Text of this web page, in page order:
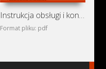
Instrukcja obsługi i konserwacji koparka hydrauliczna
Format pliku: pdf